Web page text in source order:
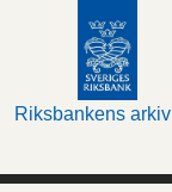
Riksbankens arkiv